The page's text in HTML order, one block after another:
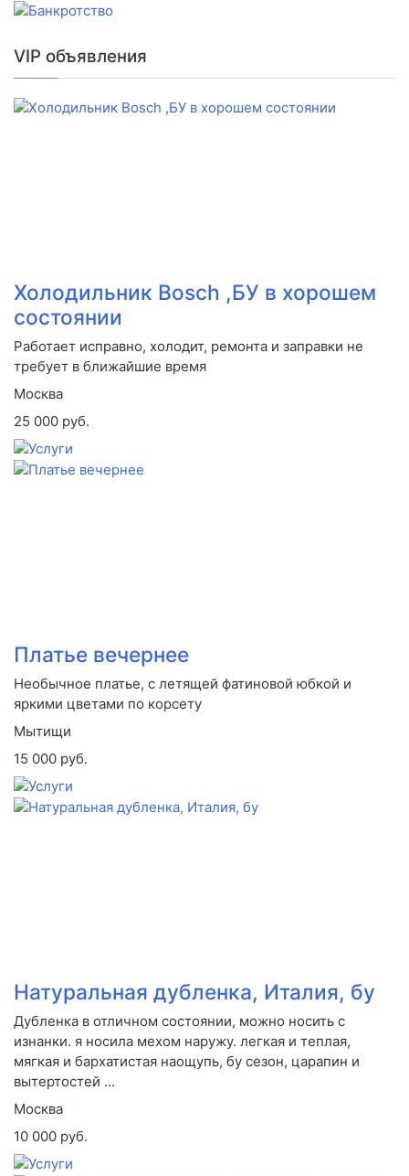
VIP объявления
Холодильник Bosch ,БУ в хорошем
состоянии
Работает исправно, холодит, ремонта и заправки не
требует в ближайшие время
Москва
25 000 руб.
Платье вечернее
Необычное платье, с летящей фатиновой юбкой и
яркими цветами по корсету
Мытищи
15 000 руб.
Натуральная дубленка, Италия, бу
Дубленка в отличном состоянии, можно носить с
изнанки. я носила мехом наружу. легкая и теплая,
мягкая и бархатистая наощупь, бу сезон, царапин и
вытертостей ...
Москва
10 000 руб.